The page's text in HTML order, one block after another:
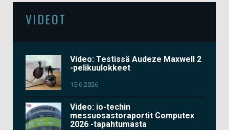
VIDEOT
Video: Testissä Audeze Maxwell 2
-pelikuulokkeet
15.6.2026
Video: io-techin
messuosastoraportit Computex
2026 -tapahtumasta